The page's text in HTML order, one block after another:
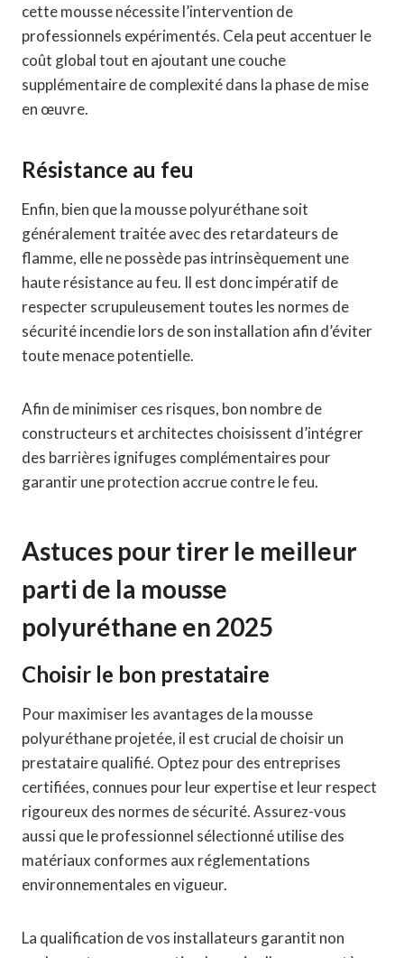
cette mousse nécessite l’intervention de
professionnels expérimentés. Cela peut accentuer le
coût global tout en ajoutant une couche
supplémentaire de complexité dans la phase de mise
en œuvre.
Résistance au feu
Enfin, bien que la mousse polyuréthane soit
généralement traitée avec des retardateurs de
flamme, elle ne possède pas intrinsèquement une
haute résistance au feu. Il est donc impératif de
respecter scrupuleusement toutes les normes de
sécurité incendie lors de son installation afin d’éviter
toute menace potentielle.
Afin de minimiser ces risques, bon nombre de
constructeurs et architectes choisissent d’intégrer
des barrières ignifuges complémentaires pour
garantir une protection accrue contre le feu.
Astuces pour tirer le meilleur
parti de la mousse
polyuréthane en 2025
Choisir le bon prestataire
Pour maximiser les avantages de la mousse
polyuréthane projetée, il est crucial de choisir un
prestataire qualifié. Optez pour des entreprises
certifiées, connues pour leur expertise et leur respect
rigoureux des normes de sécurité. Assurez-vous
aussi que le professionnel sélectionné utilise des
matériaux conformes aux réglementations
environnementales en vigueur.
La qualification de vos installateurs garantit non